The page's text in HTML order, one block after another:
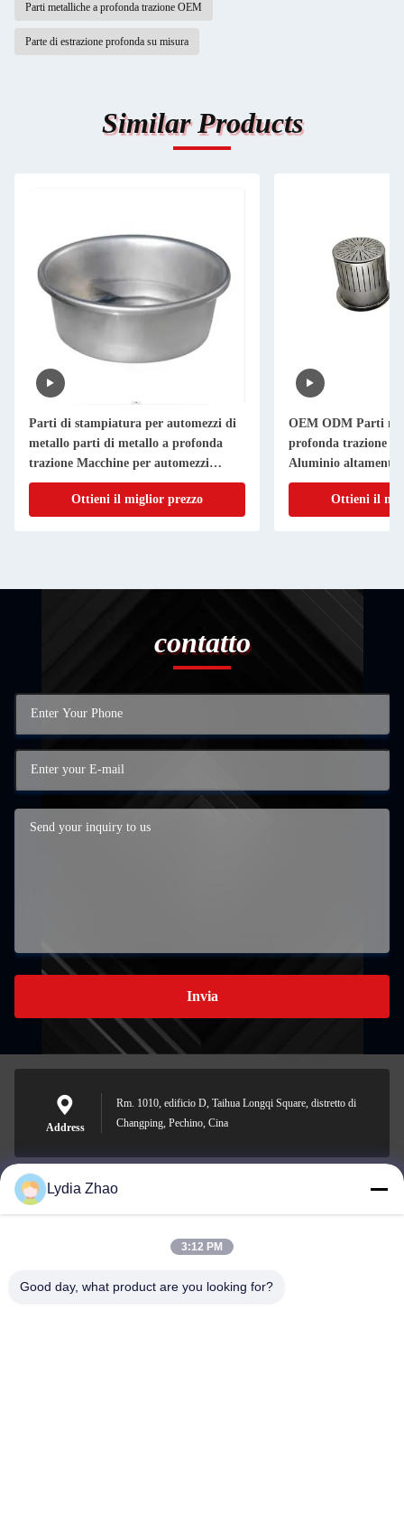
Parti metalliche a profonda trazione OEM
Parte di estrazione profonda su misura
Similar Products
Parti di stampiatura per automezzi di
metallo parti di metallo a profonda
trazione Macchine per automezzi
accessori
Ottieni il miglior prezzo
OEM ODM Parti
profonda trazione
Aluminio altamente
Ottieni il
contatto
Invia
Address
Rm. 1010, edificio D, Taihua Longqi Square, distretto di
Changping, Pechino, Cina
jesingd@vip.sina.com
Lydia Zhao
3:12 PM
Good day, what product are you looking for?